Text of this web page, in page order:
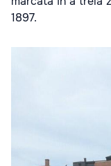
1897.